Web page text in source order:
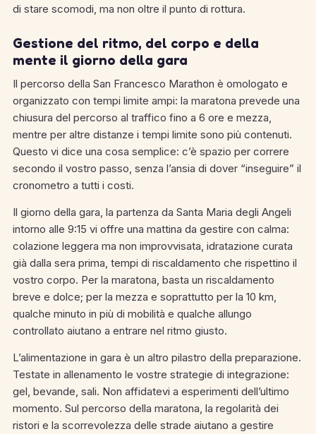
di stare scomodi, ma non oltre il punto di rottura.
Gestione del ritmo, del corpo e della
mente il giorno della gara
Il percorso della San Francesco Marathon è omologato e
organizzato con tempi limite ampi: la maratona prevede una
chiusura del percorso al traffico fino a 6 ore e mezza,
mentre per altre distanze i tempi limite sono più contenuti.
Questo vi dice una cosa semplice: c’è spazio per correre
secondo il vostro passo, senza l’ansia di dover “inseguire” il
cronometro a tutti i costi.
Il giorno della gara, la partenza da Santa Maria degli Angeli
intorno alle 9:15 vi offre una mattina da gestire con calma:
colazione leggera ma non improvvisata, idratazione curata
già dalla sera prima, tempi di riscaldamento che rispettino il
vostro corpo. Per la maratona, basta un riscaldamento
breve e dolce; per la mezza e soprattutto per la 10 km,
qualche minuto in più di mobilità e qualche allungo
controllato aiutano a entrare nel ritmo giusto.
L’alimentazione in gara è un altro pilastro della preparazione.
Testate in allenamento le vostre strategie di integrazione:
gel, bevande, sali. Non affidatevi a esperimenti dell’ultimo
momento. Sul percorso della maratona, la regolarità dei
ristori e la scorrevolezza delle strade aiutano a gestire